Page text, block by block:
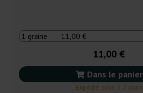
11,00 €
Dans le panier
Expédié sous 3-7 jours